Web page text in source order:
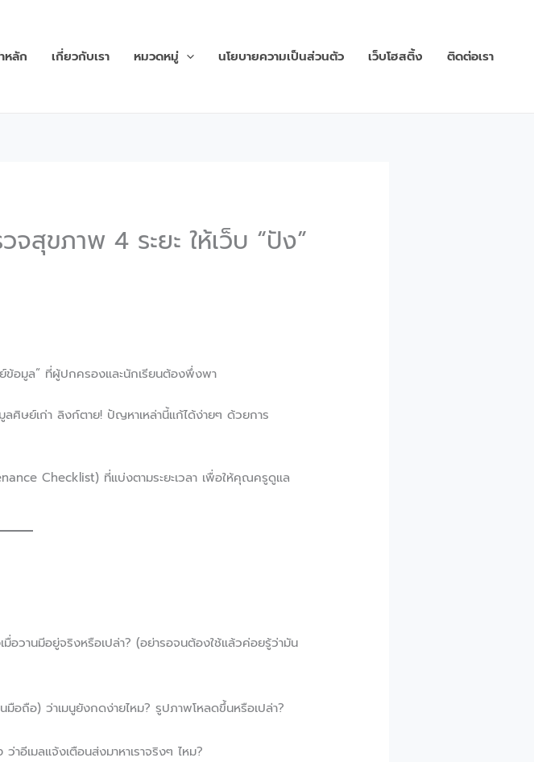
หลัก เกี่ยวกับเรา หมวดหมู่ นโยบายความเป็นส่วนตัว เว็บโฮสติ้ง ติดต่อเรา
สุขภาพ 4 ระยะ ให้เว็บ “ปัง”
ย์ข้อมูล” ที่ผู้ปกครองและนักเรียนต้องพึ่งพา
ศิษย์เก่า ลิงก์ตาย! ปัญหาเหล่านี้แก้ได้ง่ายๆ ด้วยการ
Checklist) ที่แบ่งตามระยะเวลา เพื่อให้คุณครูดูแล
วานมีอยู่จริงหรือเปล่า? (อย่ารอจนต้องใช้แล้วค่อยรู้ว่ามัน
อถือ) ว่าเมนูยังกดง่ายไหม? รูปภาพโหลดขึ้นหรือเปล่า?
เมลแจ้งเตือนส่งมาหาเราจริงๆ ไหม?